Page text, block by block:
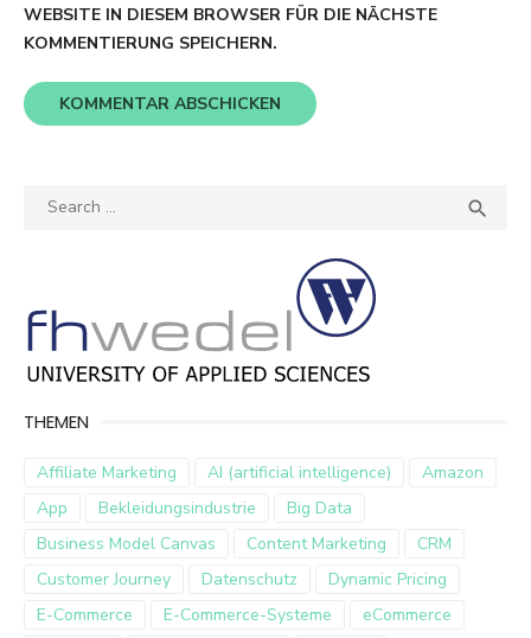
WEBSITE IN DIESEM BROWSER FÜR DIE NÄCHSTE
KOMMENTIERUNG SPEICHERN.
Search

THEMEN
Affiliate Marketing AI (artificial intelligence)
Amazon
App
Bekleidungsindustrie
Big Data
Business Model Canvas
Content Marketing
CRM
Customer Journey
Datenschutz
Dynamic Pricing
E-Commerce
E-Commerce-Systeme
eCommerce